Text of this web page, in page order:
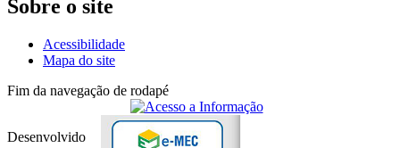
Sobre o site
Acessibilidade
Mapa do site
Fim da navegação de rodapé
Desenvolvido